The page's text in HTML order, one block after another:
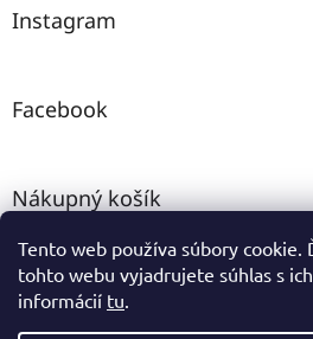
Tento web používa súbory cookie.
tohto webu vyjadrujete súhlas s
informácií tu.
Instagram
Facebook
Nákupný košík
0 KS /0 €